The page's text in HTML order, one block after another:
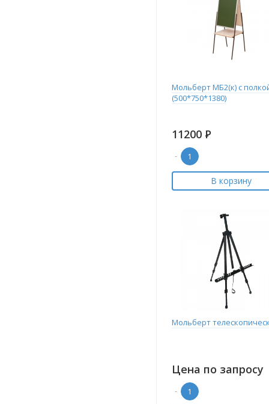
Мольберт МБ2(к) с
(500*750*1380)
11200 Р
-
В корзину
Мольберт
Цена по запросу
-